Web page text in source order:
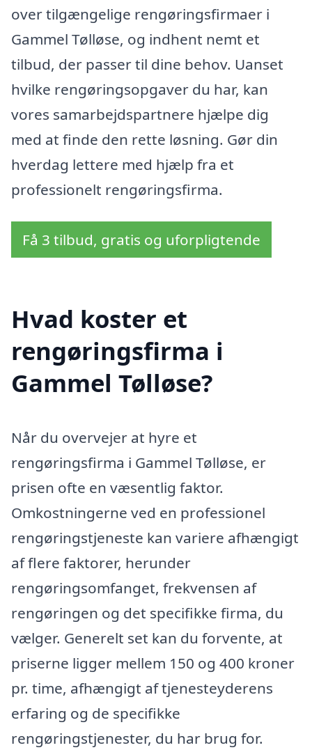
over tilgængelige rengøringsfirmaer i
Gammel Tølløse, og indhent nemt et
tilbud, der passer til dine behov. Uanset
hvilke rengøringsopgaver du har, kan
vores samarbejdspartnere hjælpe dig
med at finde den rette løsning. Gør din
hverdag lettere med hjælp fra et
professionelt rengøringsfirma.
Få 3 tilbud, gratis og uforpligtende
Hvad koster et
rengøringsfirma i
Gammel Tølløse?
Når du overvejer at hyre et
rengøringsfirma i Gammel Tølløse, er
prisen ofte en væsentlig faktor.
Omkostningerne ved en professionel
rengøringstjeneste kan variere afhængigt
af flere faktorer, herunder
rengøringsomfanget, frekvensen af
rengøringen og det specifikke firma, du
vælger. Generelt set kan du forvente, at
priserne ligger mellem 150 og 400 kroner
pr. time, afhængigt af tjenesteyderens
erfaring og de specifikke
rengøringstjenester, du har brug for.